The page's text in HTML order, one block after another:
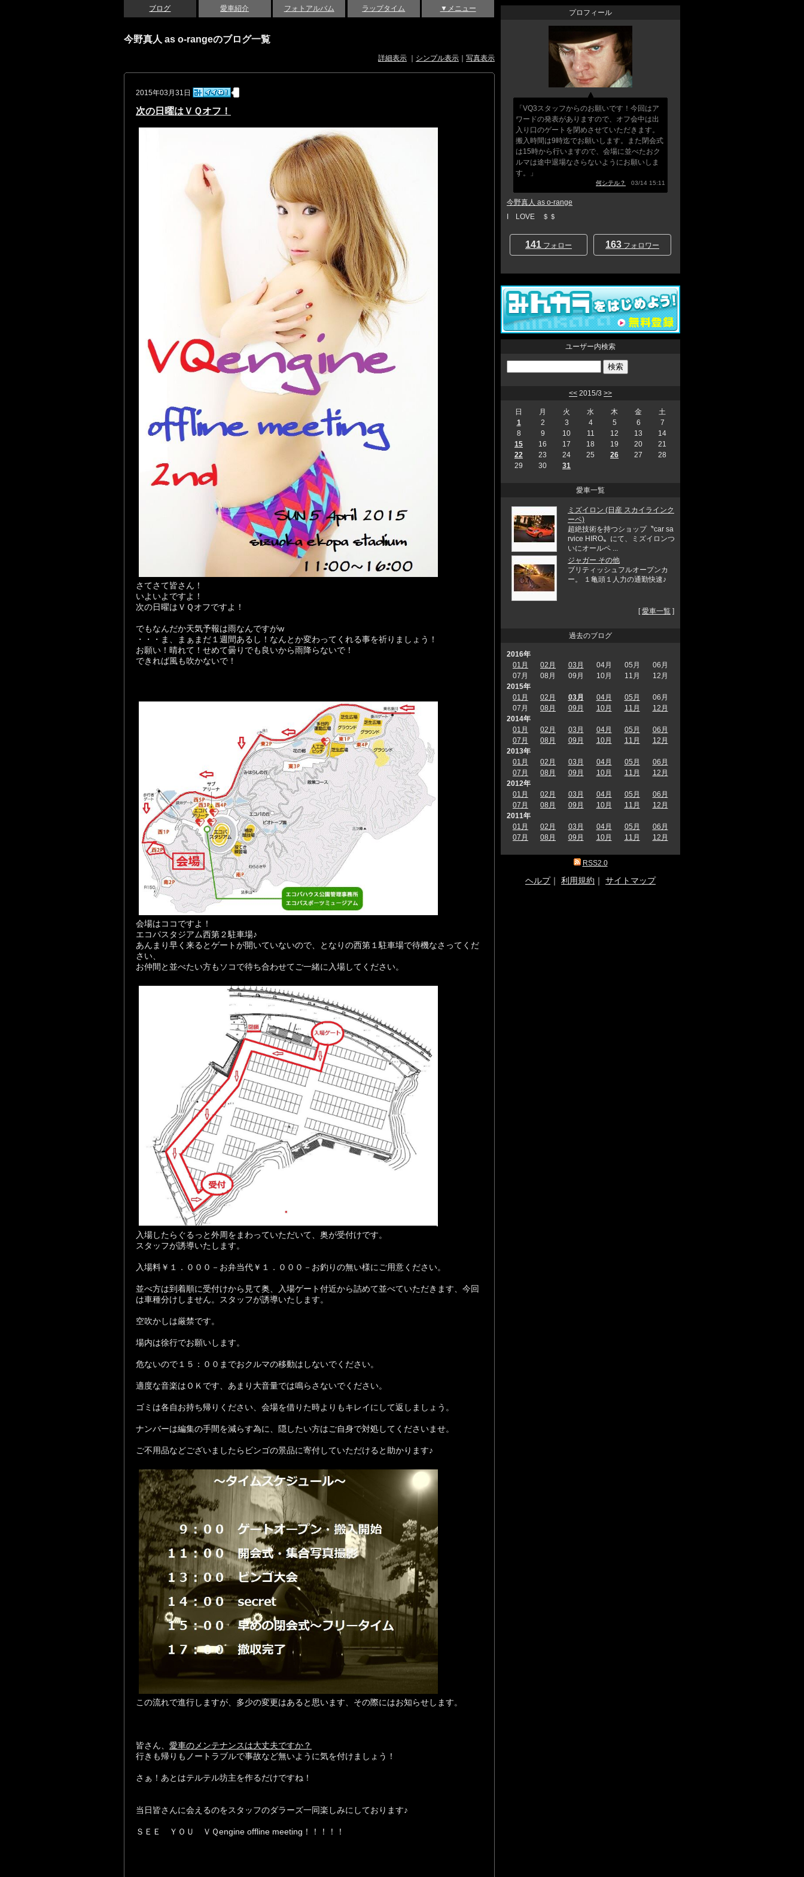
ブログ 愛車紹介 フォトアルバム ラップタイム ▼メニュー
今野真人 as o-rangeのブログ一覧
詳細表示 シンプル表示 写真表示
2015年03月31日
次の日曜はＶＱオフ！
さてさて皆さん！
いよいよですよ！
次の日曜はＶＱオフですよ！
でもなんだか天気予報は雨なんですがw
・・・ま、まぁまだ１週間あるし！なんとか変わってくれる事を祈りましょう！
お願い！晴れて！せめて曇りでも良いから雨降らないで！
できれば風も吹かないで！
会場はココですよ！
エコパスタジアム西第２駐車場♪
あんまり早く来るとゲートが開いていないので、となりの西第１駐車場で待機なさってくだ
さい、
お仲間と並べたい方もソコで待ち合わせてご一緒に入場してください。
入場したらぐるっと外周をまわっていただいて、奥が受付けです。
スタッフが誘導いたします。
入場料￥１．０００－お弁当代￥１．０００－お釣りの無い様にご用意ください。
並べ方は到着順に受付けから見て奥、入場ゲート付近から詰めて並べていただきます、今回
は車種分けしません。スタッフが誘導いたします。
空吹かしは厳禁です。
場内は徐行でお願いします。
危ないので１５：００までおクルマの移動はしないでください。
適度な音楽はＯＫです、あまり大音量では鳴らさないでください。
ゴミは各自お持ち帰りください、会場を借りた時よりもキレイにして返しましょう。
ナンバーは編集の手間を減らす為に、隠したい方はご自身で対処してくださいませ。
ご不用品などございましたらビンゴの景品に寄付していただけると助かります♪
この流れで進行しますが、多少の変更はあると思います、その際にはお知らせします。
皆さん、 愛車のメンテナンスは大丈夫ですか？
行きも帰りもノートラブルで事故など無いように気を付けましょう！
さぁ！あとはテルテル坊主を作るだけですね！
当日皆さんに会えるのをスタッフのダラーズ一同楽しみにしております♪
ＳＥＥ ＹＯＵ ＶＱengine offline meeting！！！！！
プロフィール
「VQ3スタッフからのお願いです！今回はア
ワードの発表がありますので、オフ会中は出
入り口のゲートを閉めさせていただきます。
搬入時間は9時迄でお願いします。また閉会式
は15時から行いますので、会場に並べたおク
ルマは途中退場なさらないようにお願いしま
す。」
何シテル？ 03/14 15:11
今野真人 as o-range
I LOVE ＄＄
141 フォロー 163 フォロワー
ユーザー内検索
<< 2015/3 >>
日 月 火 水 木 金
土
1
2 3 4 5 6
7
8
9 10 11 12 13
14
15
16 17 18 19 20
21
22
23 24 25 26 27
28
29
30 31
愛車一覧
ミズイロン (日産 スカイラインク
ーペ)
超絶技術を持つショップ〝car sa
rvice HIRO〟にて、ミズイロンつ
いにオールペ ...
ジャガー その他
ブリティッシュフルオープンカ
ー。 １亀頭１人力の通勤快速♪
[愛車一覧 ]
過去のブログ
2016年
01月
02月 03月 04月 05月
06月
07月
08月 09月 10月 11月
12月
2015年
01月
02月 03月 04月 05月
06月
07月
08月 09月 10月 11月
12月
2014年
01月
02月 03月 04月 05月
06月
07月
08月 09月 10月 11月
12月
2013年
01月
02月 03月 04月 05月
06月
07月
08月 09月 10月 11月
12月
2012年
01月
02月 03月 04月 05月
06月
07月
08月 09月 10月 11月
12月
2011年
01月
02月 03月 04月 05月
06月
07月
08月 09月 10月 11月 12月
RSS2.0
ヘルプ｜ 利用規約 ｜ サイトマップ